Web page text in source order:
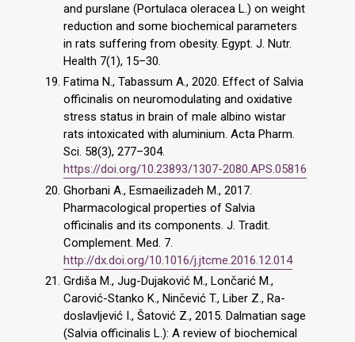
and purslane (Portulaca oleracea L.) on weight
reduction and some biochemical parameters
in rats suffering from obesity. Egypt. J. Nutr.
Health 7(1), 15–30.
Fatima N., Tabassum A., 2020. Effect of Salvia
officinalis on neuromodulating and oxidative
stress status in brain of male albino wistar
rats intoxicated with aluminium. Acta Pharm.
Sci. 58(3), 277–304.
https://doi.org/10.23893/1307-2080.APS.05816
Ghorbani A., Esmaeilizadeh M., 2017.
Pharmacological properties of Salvia
officinalis and its components. J. Tradit.
Complement. Med. 7.
http://dx.doi.org/10.1016/j.jtcme.2016.12.014
Grdiša M., Jug-Dujaković M., Lončarić M.,
Carović-Stanko K., Ninčević T., Liber Z., Ra-
doslavljević I., Šatović Z., 2015. Dalmatian sage
(Salvia officinalis L.): A review of biochemical